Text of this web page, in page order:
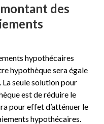
des
hypothécaires
hypothèque sera égale
seule solution pour
est de réduire le
pour effet d’atténuer le
hypothécaires.